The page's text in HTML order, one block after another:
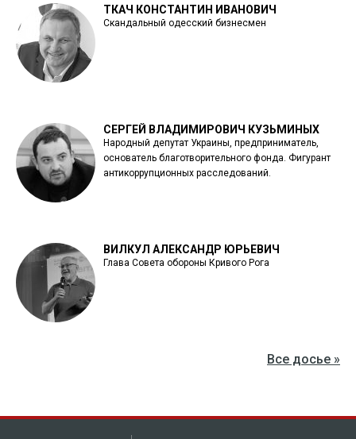
ТКАЧ КОНСТАНТИН ИВАНОВИЧ
Скандальный одесский бизнесмен
СЕРГЕЙ ВЛАДИМИРОВИЧ КУЗЬМИНЫХ
Народный депутат Украины, предприниматель,
основатель благотворительного фонда. Фигурант
антикоррупционных расследований.
ВИЛКУЛ АЛЕКСАНДР ЮРЬЕВИЧ
Глава Совета обороны Кривого Рога
Все досье »